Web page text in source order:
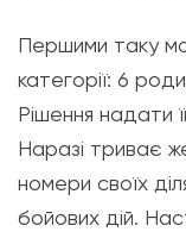
Першими таку
категорії: 6
Рішення надати
Наразі триває
номери своїх
бойових дій.